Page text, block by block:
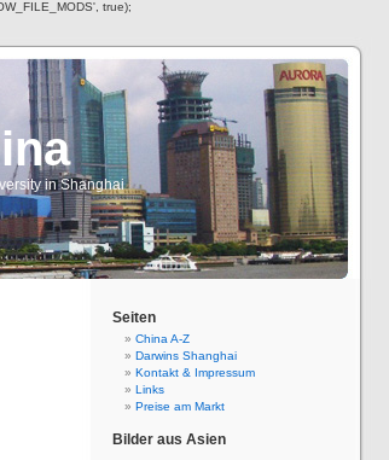
true);
in Shanghai
Seiten
China A-Z
Darwins Shanghai
Kontakt & Impressum
Links
Preise am Markt
Bilder aus Asien